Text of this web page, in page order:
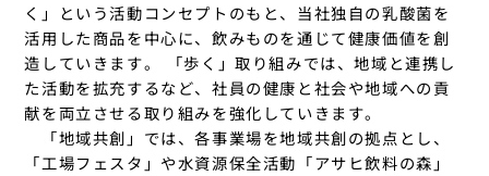
く」という活動コンセプトのもと、当社独自の乳酸菌を
活用した商品を中心に、飲みものを通じて健康価値を創
造していきます。 「歩く」取り組みでは、地域と連携し
た活動を拡充するなど、社員の健康と社会や地域への貢
献を両立させる取り組みを強化していきます。
「地域共創」では、各事業場を地域共創の拠点とし、
「工場フェスタ」や水資源保全活動「アサヒ飲料の森」